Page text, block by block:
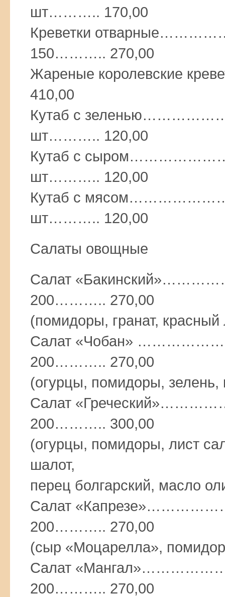
шт……….. 170,00
Креветки
150……….. 270,00
Жареные королевские
410,00
Кутаб с
шт……….. 120,00
Кутаб с
шт……….. 120,00
Кутаб с
шт……….. 120,00
Салаты овощные
Салат
200……….. 270,00
(помидоры, гранат, красный
Салат «Чобан»
200……….. 270,00
(огурцы, помидоры,
Салат
200……….. 300,00
(огурцы, помидоры, лист
шалот,
перец болгарский, масло
Салат
200……….. 270,00
(сыр «Моцарелла»,
Салат
200……….. 270,00